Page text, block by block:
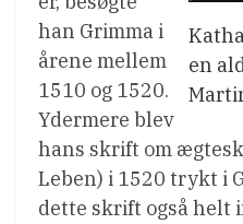
en
han Grimma i
årene mellem
1510 og 1520.
Ydermere blev
hans skrift om
Leben) i 1520 trykt i
dette skrift også helt